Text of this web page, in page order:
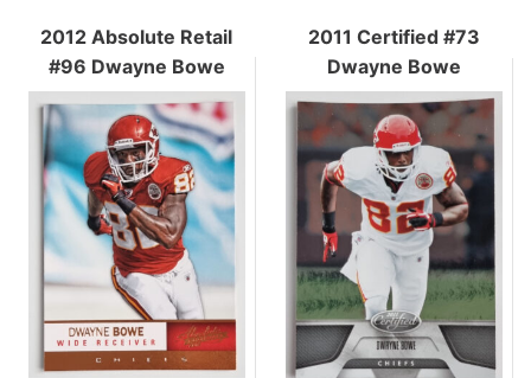
2012 Absolute Retail
#96 Dwayne Bowe
2011 Certified #73
Dwayne Bowe